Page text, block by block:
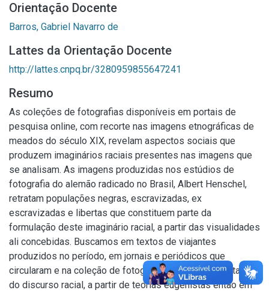
Orientação Docente
Barros, Gabriel Navarro de
Lattes da Orientação Docente
http://lattes.cnpq.br/3280959855647241
Resumo
As coleções de fotografias disponíveis em portais de
pesquisa online, com recorte nas imagens etnográficas de
meados do século XIX, revelam aspectos sociais que
produzem imaginários raciais presentes nas imagens que
se analisam. As imagens produzidas nos estúdios de
fotografia do alemão radicado no Brasil, Albert Henschel,
retratam populações negras, escravizadas, ex
escravizadas e libertas que constituem parte da
formulação deste imaginário racial, a partir das visualidades
ali concebidas. Buscamos em textos de viajantes
produzidos no período, em jornais e periódicos que
circularam e na coleção de fotografias em si a constatação
do discurso racial, a partir de teorias eugenistas então em